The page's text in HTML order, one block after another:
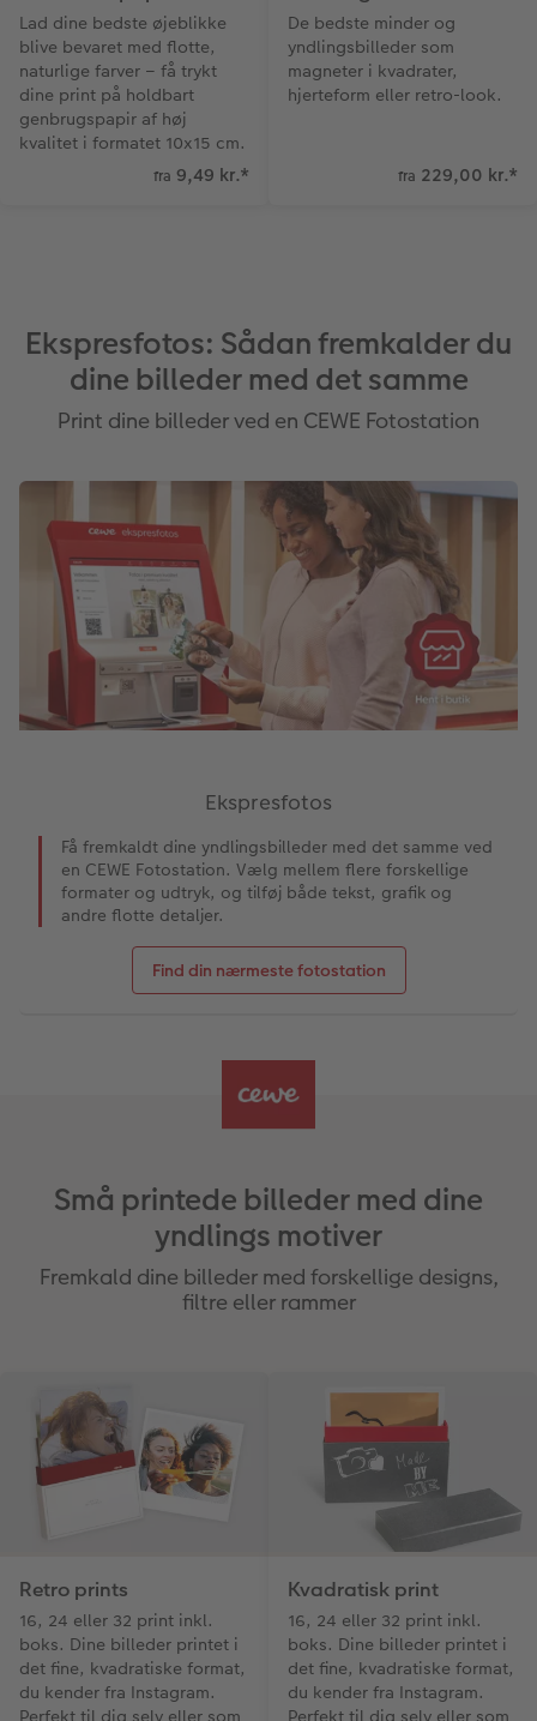
Lad dine bedste øjeblikke
blive bevaret med flotte,
naturlige farver – få trykt
dine print på holdbart
genbrugspapir af høj
kvalitet i formatet 10x15 cm.
fra 9,49 kr.*
De bedste minder og
yndlingsbilleder som
magneter i kvadrater,
hjerteform eller retro-look.
fra 229,00 kr.*
Ekspresfotos: Sådan fremkalder du
dine billeder med det samme
Print dine billeder ved en CEWE Fotostation
Ekspresfotos
Få fremkaldt dine yndlingsbilleder med det samme ved
en CEWE Fotostation. Vælg mellem flere forskellige
formater og udtryk, og tilføj både tekst, grafik og
andre flotte detaljer.
Find din nærmeste fotostation
Små printede billeder med dine
yndlings motiver
Fremkald dine billeder med forskellige designs,
filtre eller rammer
Retro prints
16, 24 eller 32 print inkl.
boks. Dine billeder printet i
det fine, kvadratiske format,
du kender fra Instagram.
Kvadratisk print
16, 24 eller 32 print inkl.
boks. Dine billeder printet i
det fine, kvadratiske format,
du kender fra Instagram.